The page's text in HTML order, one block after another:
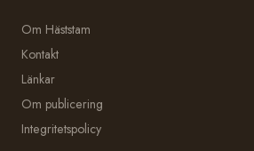
Om Häststam
Kontakt
Länkar
Om publicering
Integritetspolicy